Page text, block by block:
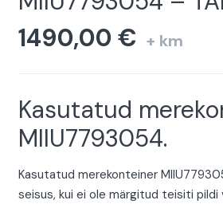
1490,00 € + km
Kasutatud
MIIU7793054.
Kasutatud merekonteiner
seisus, kui ei ole märgitud teisiti pildi